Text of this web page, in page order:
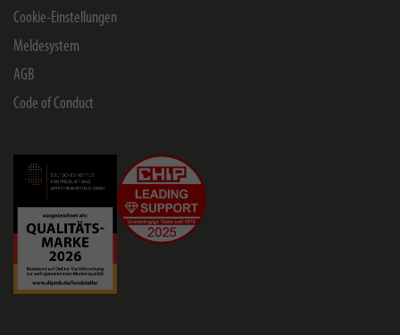
Cookie-Einstellungen
Meldesystem
AGB
Code of Conduct